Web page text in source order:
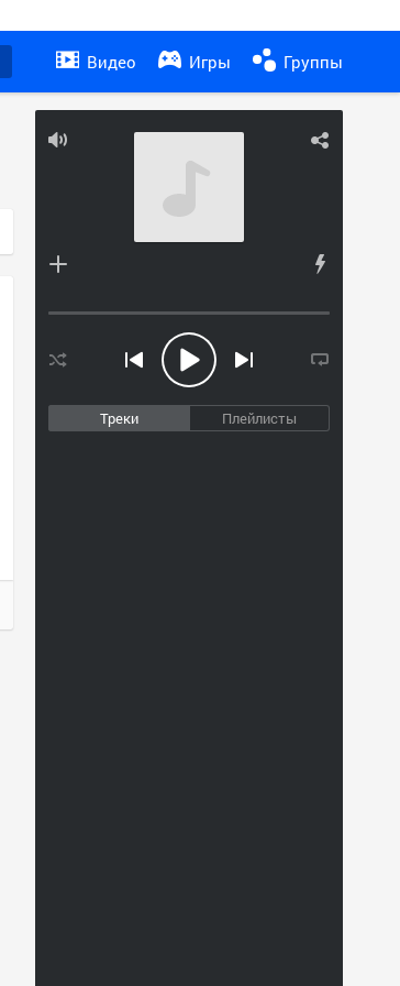
Видео Игры Группы
Треки Плейлисты